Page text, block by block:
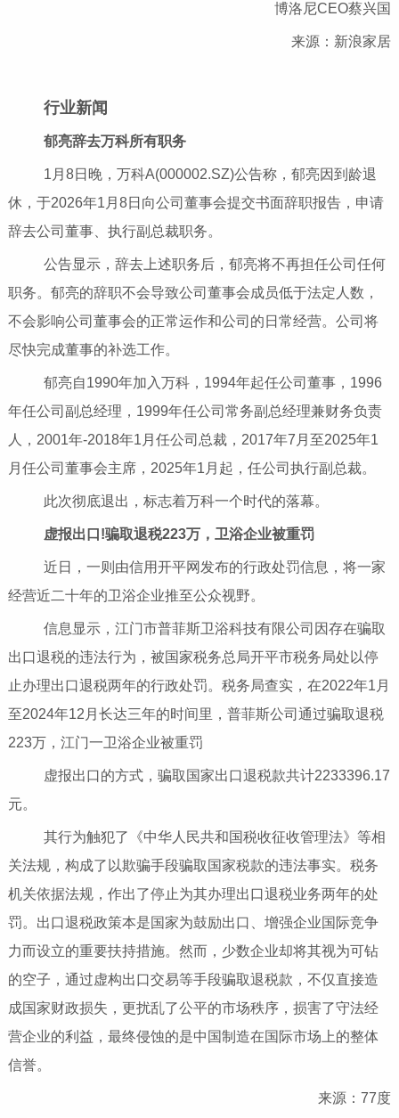
博洛尼CEO蔡兴国
来源：新浪家居
行业新闻
郁亮辞去万科所有职务
1月8日晚，万科A(000002.SZ)公告称，郁亮因到龄退
休，于2026年1月8日向公司董事会提交书面辞职报告，申请
辞去公司董事、执行副总裁职务。
公告显示，辞去上述职务后，郁亮将不再担任公司任何
职务。郁亮的辞职不会导致公司董事会成员低于法定人数，
不会影响公司董事会的正常运作和公司的日常经营。公司将
尽快完成董事的补选工作。
郁亮自1990年加入万科，1994年起任公司董事，1996
年任公司副总经理，1999年任公司常务副总经理兼财务负责
人，2001年-2018年1月任公司总裁，2017年7月至2025年1
月任公司董事会主席，2025年1月起，任公司执行副总裁。
此次彻底退出，标志着万科一个时代的落幕。
虚报出口!骗取退税223万，卫浴企业被重罚
近日，一则由信用开平网发布的行政处罚信息，将一家
经营近二十年的卫浴企业推至公众视野。
信息显示，江门市普菲斯卫浴科技有限公司因存在骗取
出口退税的违法行为，被国家税务总局开平市税务局处以停
止办理出口退税两年的行政处罚。税务局查实，在2022年1月
至2024年12月长达三年的时间里，普菲斯公司通过骗取退税
223万，江门一卫浴企业被重罚
虚报出口的方式，骗取国家出口退税款共计2233396.17
元。
其行为触犯了《中华人民共和国税收征收管理法》等相
关法规，构成了以欺骗手段骗取国家税款的违法事实。税务
机关依据法规，作出了停止为其办理出口退税业务两年的处
罚。出口退税政策本是国家为鼓励出口、增强企业国际竞争
力而设立的重要扶持措施。然而，少数企业却将其视为可钻
的空子，通过虚构出口交易等手段骗取退税款，不仅直接造
成国家财政损失，更扰乱了公平的市场秩序，损害了守法经
营企业的利益，最终侵蚀的是中国制造在国际市场上的整体
信誉。
来源：77度